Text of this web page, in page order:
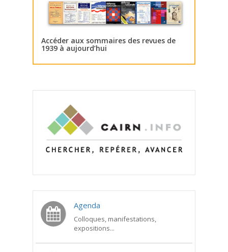
Accéder aux sommaires des revues de
1939 à aujourd’hui
Agenda
Colloques, manifestations,
expositions...